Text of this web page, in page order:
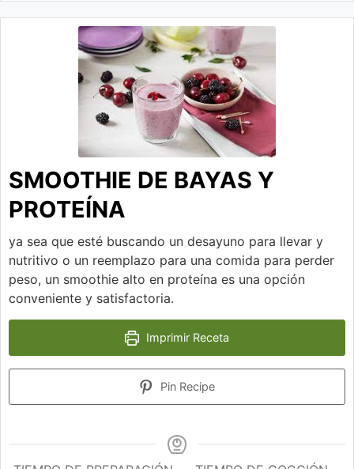
SMOOTHIE DE BAYAS Y
PROTEÍNA
ya sea que esté buscando un desayuno para llevar y
nutritivo o un reemplazo para una comida para perder
peso, un smoothie alto en proteína es una opción
conveniente y satisfactoria.
Imprimir Receta
Pin Recipe